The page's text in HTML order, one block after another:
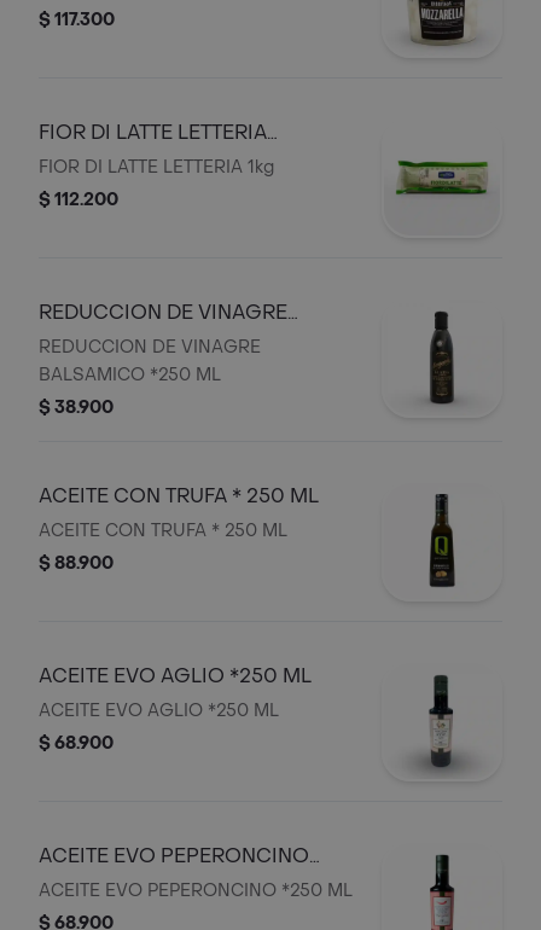
$ 117.300
FIOR DI LATTE LETTERIA
SORRENTINA FATTO IN CASA
FIOR DI LATTE LETTERIA 1kg
$ 112.200
REDUCCION DE VINAGRE
BALSAMICO *250 ML
REDUCCION DE VINAGRE
BALSAMICO *250 ML
$ 38.900
ACEITE CON TRUFA * 250 ML
ACEITE CON TRUFA * 250 ML
$ 88.900
ACEITE EVO AGLIO *250 ML
ACEITE EVO AGLIO *250 ML
$ 68.900
ACEITE EVO PEPERONCINO
*250 ML
ACEITE EVO PEPERONCINO *250 ML
$ 68.900